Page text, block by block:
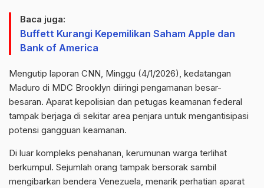
Baca juga:
Buffett Kurangi Kepemilikan Saham Apple dan
Bank of America
Mengutip laporan CNN, Minggu (4/1/2026), kedatangan
Maduro di MDC Brooklyn diiringi pengamanan besar-
besaran. Aparat kepolisian dan petugas keamanan federal
tampak berjaga di sekitar area penjara untuk mengantisipasi
potensi gangguan keamanan.
Di luar kompleks penahanan, kerumunan warga terlihat
berkumpul. Sejumlah orang tampak bersorak sambil
mengibarkan bendera Venezuela, menarik perhatian aparat